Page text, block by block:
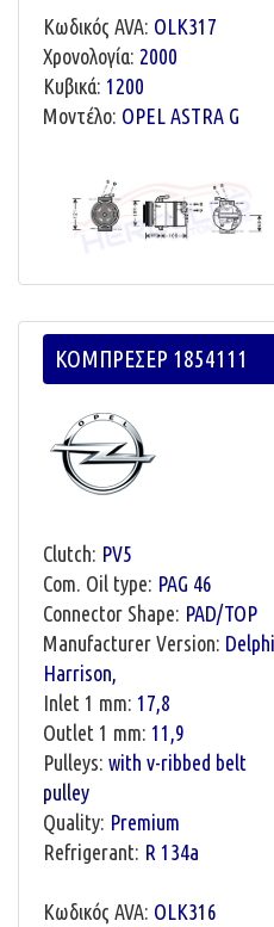
Κωδικός AVA: OLK317
Χρονολογία: 2000
Κυβικά: 1200
Μοντέλο: OPEL ASTRA G
ΚΟΜΠΡΕΣΕΡ 1854111
Clutch: PV5
Com. Oil type: PAG 46
Connector Shape: PAD/TOP
Manufacturer Version:
Harrison,
Inlet 1 mm: 17,8
Outlet 1 mm: 11,9
Pulleys: with v-ribbed belt
pulley
Quality: Premium
Refrigerant: R 134a
Κωδικός AVA: OLK316